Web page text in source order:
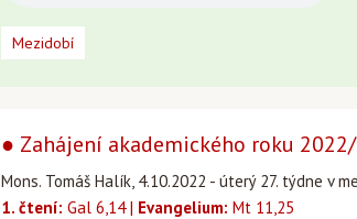
Mezidobí
● Zahájení akademického roku
Mons. Tomáš Halík, 4.10.2022 - úterý 27. týdne v
1. čtení: Gal 6,14 | Evangelium: Mt 11,25